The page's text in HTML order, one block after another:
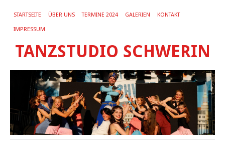
STARTSEITE ÜBER UNS TERMINE 2024 GALERIEN KONTAKT
IMPRESSUM
TANZSTUDIO SCHWERIN